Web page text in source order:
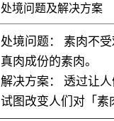
处境问题及解决方案
处境问题：
素肉不
真肉成份的素肉。
解决方案：
透过让
试图改变人们对「素